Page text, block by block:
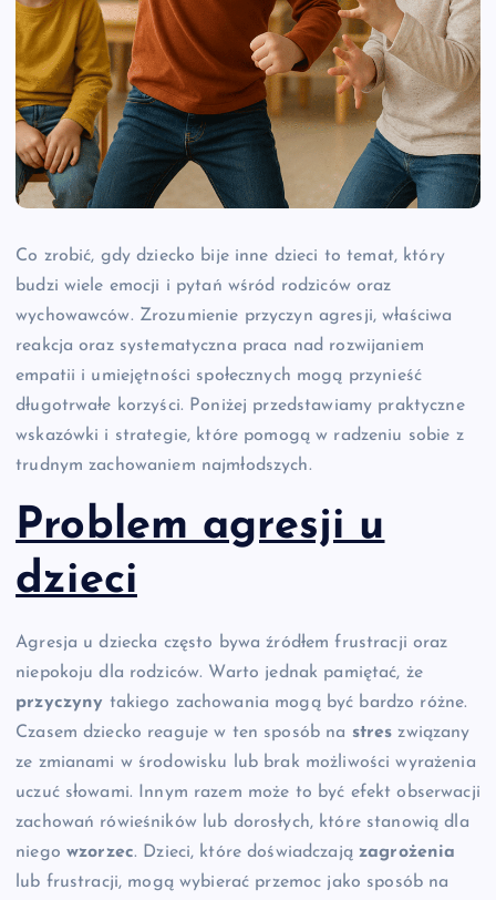
Co zrobić, gdy dziecko bije inne dzieci to temat, który
budzi wiele emocji i pytań wśród rodziców oraz
wychowawców. Zrozumienie przyczyn agresji, właściwa
reakcja oraz systematyczna praca nad rozwijaniem
empatii i umiejętności społecznych mogą przynieść
długotrwałe korzyści. Poniżej przedstawiamy praktyczne
wskazówki i strategie, które pomogą w radzeniu sobie z
trudnym zachowaniem najmłodszych.
Problem agresji u
dzieci
Agresja u dziecka często bywa źródłem frustracji oraz
niepokoju dla rodziców. Warto jednak pamiętać, że
przyczyny takiego zachowania mogą być bardzo różne.
Czasem dziecko reaguje w ten sposób na stres związany
ze zmianami w środowisku lub brak możliwości wyrażenia
uczuć słowami. Innym razem może to być efekt obserwacji
zachowań rówieśników lub dorosłych, które stanowią dla
niego wzorzec. Dzieci, które doświadczajązagrożenia
lub frustracji, mogą wybierać przemoc jako sposób na